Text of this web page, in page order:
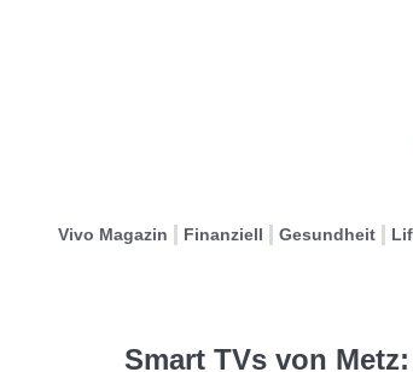
Vivo Magazin Finanziell Gesundheit
Smart TVs von